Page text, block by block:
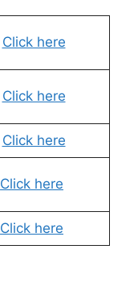
Click here
Click here
Click here
Click here
Click here